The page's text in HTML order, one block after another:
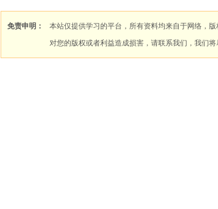
免责申明：
本站仅提供学习的平台，所有资料均来自于网络，
对您的版权或者利益造成损害，请联系我们，我们将